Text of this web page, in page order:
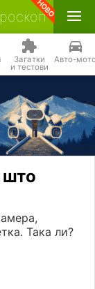
Загатки
и тестови
Авто-
што
Така ли?